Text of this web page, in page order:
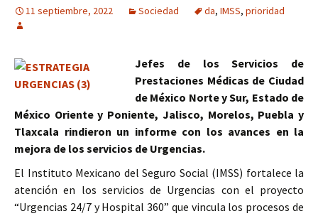
11 septiembre, 2022 Sociedad da, IMSS, prioridad
Jefes de los Servicios de
Prestaciones Médicas de Ciudad
de México Norte y Sur, Estado de
México Oriente y Poniente, Jalisco, Morelos, Puebla y
Tlaxcala rindieron un informe con los avances en la
mejora de los servicios de Urgencias.
El Instituto Mexicano del Seguro Social (IMSS) fortalece la
atención en los servicios de Urgencias con el proyecto
“Urgencias 24/7 y Hospital 360” que vincula los procesos de